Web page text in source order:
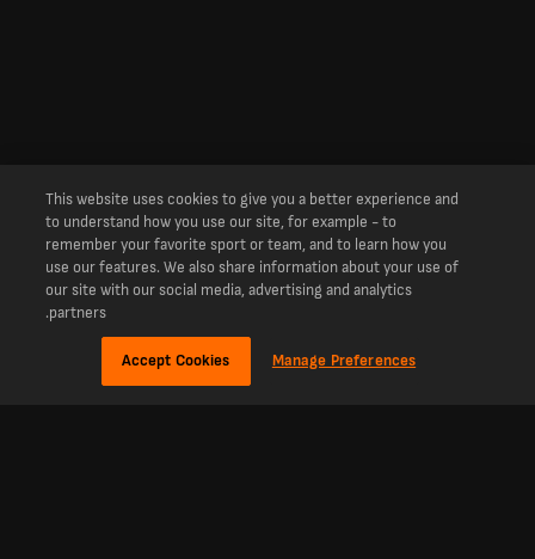
This website uses cookies to give you a better experience and
to understand how you use our site, for example - to
remember your favorite sport or team, and to learn how you
use our features. We also share information about your use of
our site with our social media, advertising and analytics
partners.
Manage Preferences
Accept Cookies